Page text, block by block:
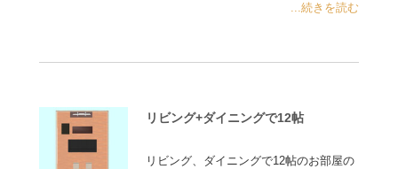
...続きを読む
リビング+ダイニングで12帖
リビング、ダイニングで12帖のお部屋の